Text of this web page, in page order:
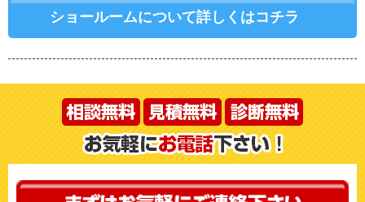
ショールームについて詳しくはコチラ